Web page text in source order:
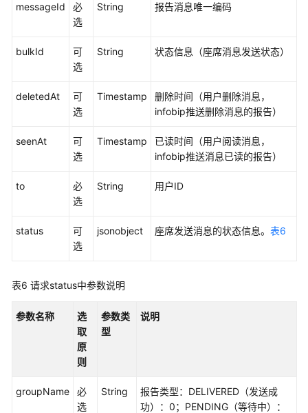
考
识
理
口
考
前
记
messageId
必
选
String 报告消息唯一编码
bulkId
可
选
String 状态信息（座席消息发送状态）
deletedAt
可
选
Timestamp
删除时间（用户删除消息，
infobip推送删除消息的报告）
seenAt
可
选
Timestamp
已读时间（用户阅读消息，
infobip推送消息已读的报告）
to
必
选
String 用户ID
status
可
选
jsonobject 座席发送消息的状态信息。 表6
表6 请求status中参数说明
参数名称
选
取
原
则
参数类
型
说明
groupName
必
选
String
报告类型：DELIVERED（发送成
功）：0；PENDING（等待中）：